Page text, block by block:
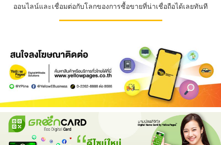
ออนไลน์และเชื่อมต่อกับโลกของการซื้อขายที่น่าเชื่อถือได้เลยทันที